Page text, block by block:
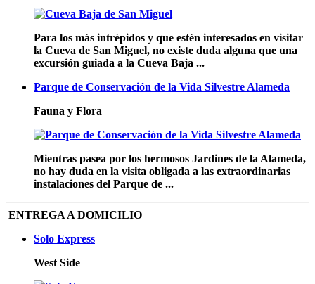
Para los más intrépidos y que estén interesados en visitar
la Cueva de San Miguel, no existe duda alguna que una
excursión guiada a la Cueva Baja ...
Parque de Conservación de la Vida Silvestre Alameda
Fauna y Flora
Mientras pasea por los hermosos Jardines de la Alameda,
no hay duda en la visita obligada a las extraordinarias
instalaciones del Parque de ...
ENTREGA A DOMICILIO
Solo Express
West Side